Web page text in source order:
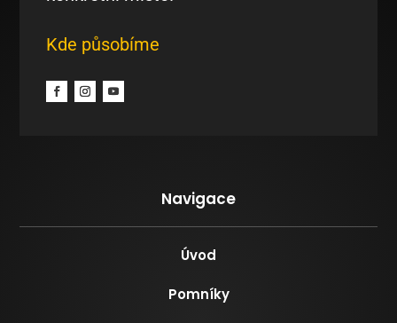
Kde působíme
Navigace
Úvod
Pomníky